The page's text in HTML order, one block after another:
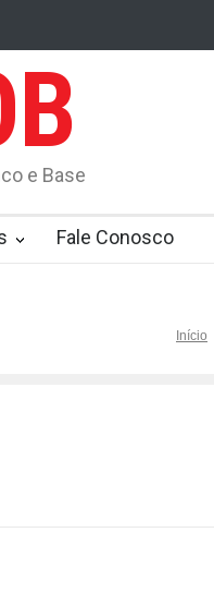
a Receber
aposentar em 2022
e Base
Fale Conosco
Início